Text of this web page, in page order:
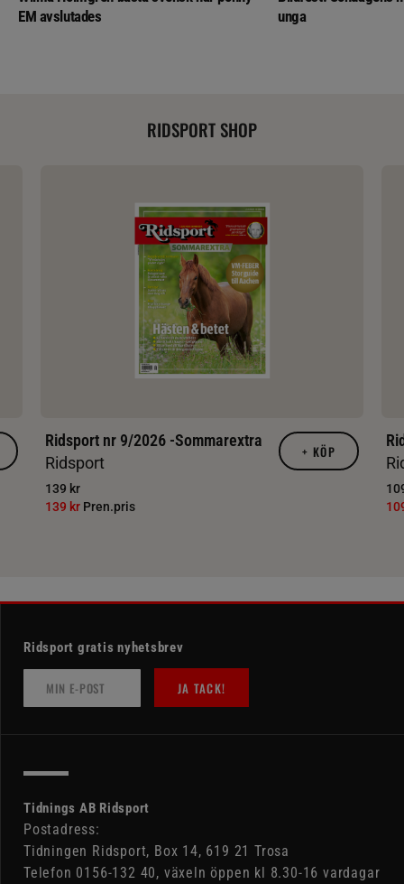
EM avslutades
unga
RIDSPORT SHOP
Ridsport nr 9/2026 -Sommarextra
Ridsport
139 kr
139 kr Pren.pris
+ KÖP
Ridsport gratis nyhetsbrev
JA TACK!
Tidnings AB Ridsport
Postadress:
Tidningen Ridsport, Box 14, 619 21 Trosa
Telefon 0156-132 40, växeln öppen kl 8.30-16 vardagar